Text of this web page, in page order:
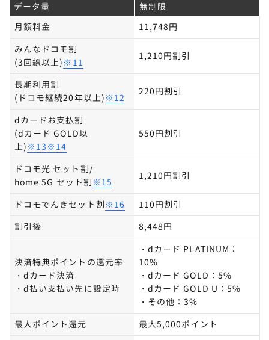
データ量
無制限
月額料金
11,748円
みんなドコモ割
(3回線以上) ※11
1,210円割引
長期利用割
(ドコモ継続20年以上) ※12
220円割引
dカードお支払割
(dカード GOLD以
上) ※13※14
550円割引
ドコモ光 セット割/
home 5G セット割 ※15
1,210円割引
ドコモでんきセット割 ※16
110円割引
割引後
8,448円
決済特典ポイントの還元率
・dカード決済
・d払い支払い先に設定時
・dカード PLATINUM：
10%
・dカード GOLD：5%
・dカード GOLD U：5%
・その他：3%
最大ポイント還元
最大5,000ポイント